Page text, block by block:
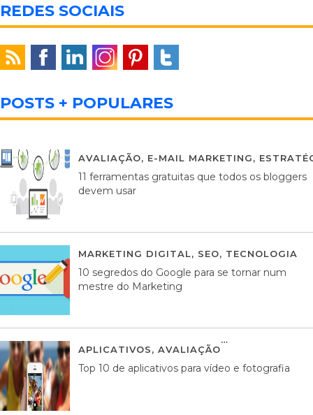
REDES SOCIAIS
POSTS + POPULARES
AVALIAÇÃO, E-MAIL MARKETING,
11 ferramentas gratuitas que todos os bloggers
devem usar
MARKETING DIGITAL, SEO, TECNOLOGIA
10 segredos do Google para se tornar num
mestre do Marketing
APLICATIVOS, AVALIAÇÃO
Top 10 de aplicativos para vídeo e fotografia